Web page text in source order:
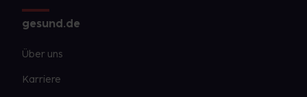
gesund.de
Über uns
Karriere